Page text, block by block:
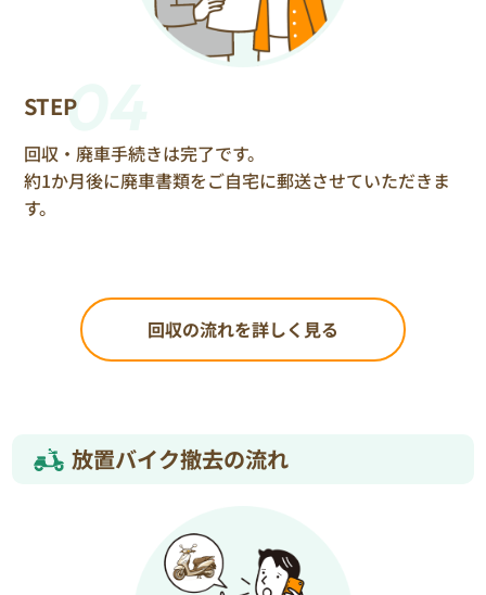
STEP04
回収・廃車手続きは完了です。
約1か月後に廃車書類をご自宅に郵送させていただきま
す。
回収の流れを詳しく見る
放置バイク撤去の流れ